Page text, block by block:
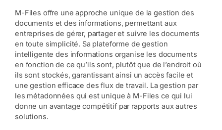
M-Files offre une approche unique de la gestion des
documents et des informations, permettant aux
entreprises de gérer, partager et suivre les documents
en toute simplicité. Sa plateforme de gestion
intelligente des informations organise les documents
en fonction de ce qu’ils sont, plutôt que de l’endroit où
ils sont stockés, garantissant ainsi un accès facile et
une gestion efficace des flux de travail. La gestion par
les métadonnées qui est unique à M-Files ce qui lui
donne un avantage compétitif par rapports aux autres
solutions.